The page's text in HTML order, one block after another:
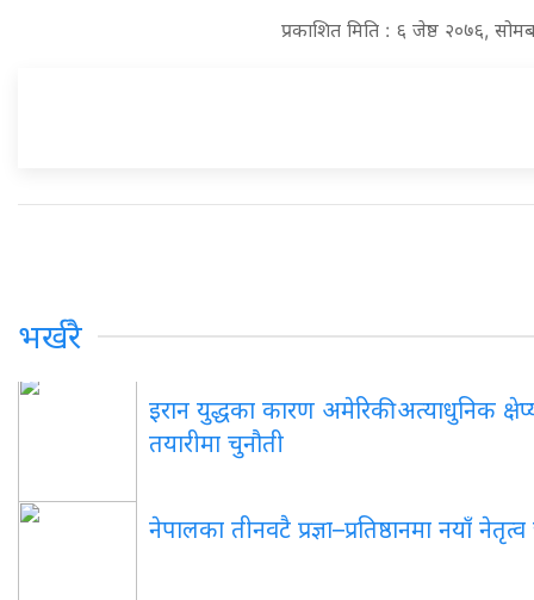
प्रकाशित मिति : ६ जेष्ठ २०७६,
भर्खरै
इरान युद्धका कारण अमेरिकी अत्याधुनिक
तयारीमा चुनौती
नेपालका तीनवटै प्रज्ञा–प्रतिष्ठानमा नयाँ